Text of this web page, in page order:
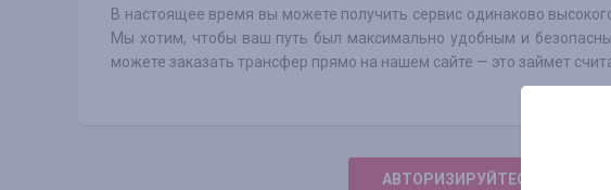
В настоящее время вы можете получить сервис одинаково
Мы хотим, чтобы ваш путь был максимально удобным и
можете заказать трансфер прямо на нашем сайте — это займет
АВТОРИЗИРУЙТЕСЬ, ЧТОБЫ